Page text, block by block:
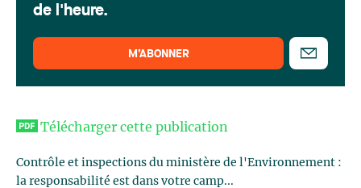
Télécharger cette publication
Contrôle et inspections du ministère de l'Environnement :
la responsabilité est dans votre camp...
de l'heure.
M’ABONNER